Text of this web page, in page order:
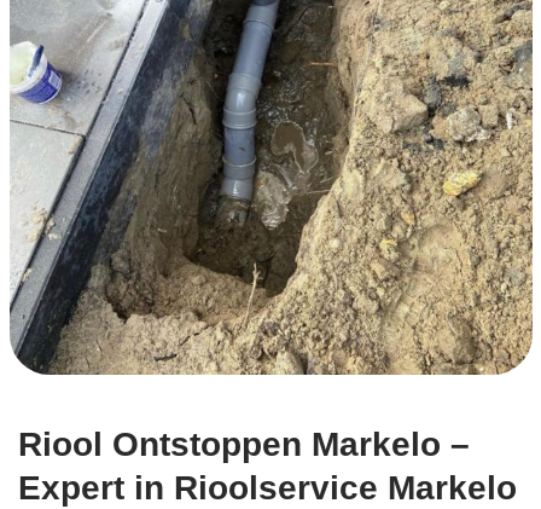
Riool Ontstoppen Markelo –
Expert in Rioolservice Markelo